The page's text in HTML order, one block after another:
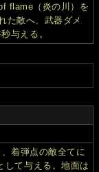
flame（炎の川）を
た敵へ、武器ダメ
与える。
着弾点の敵全てに
して与える。地面は